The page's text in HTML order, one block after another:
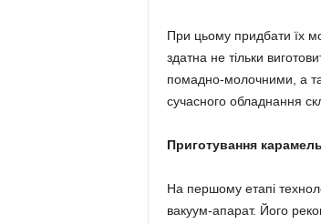
При цьому придбати їх
здатна не тільки
помадно-молочними, а
сучасного обладнання
Приготування
На першому етапі
вакуум-апарат. Його